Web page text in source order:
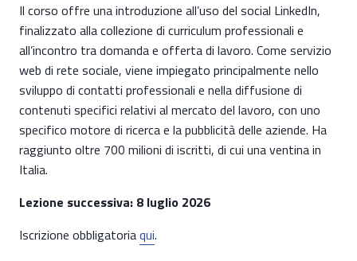
Il corso offre una introduzione all’uso del social LinkedIn,
finalizzato alla collezione di curriculum professionali e
all’incontro tra domanda e offerta di lavoro. Come servizio
web di rete sociale, viene impiegato principalmente nello
sviluppo di contatti professionali e nella diffusione di
contenuti specifici relativi al mercato del lavoro, con uno
specifico motore di ricerca e la pubblicità delle aziende. Ha
raggiunto oltre 700 milioni di iscritti, di cui una ventina in
Italia.
Lezione successiva: 8 luglio 2026
Iscrizione obbligatoriaqui.